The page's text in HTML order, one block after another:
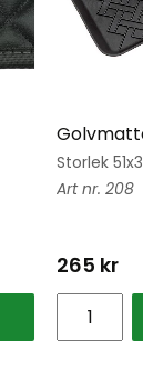
Storlek
208
265 kr